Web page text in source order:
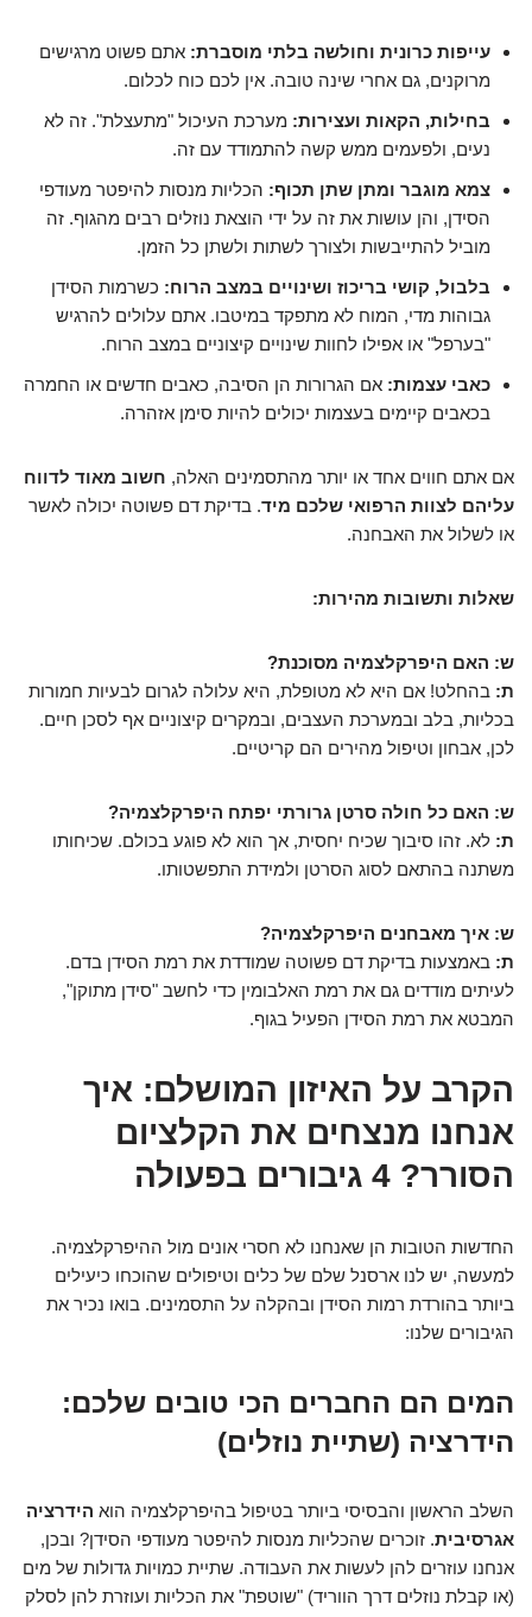
עייפות כרונית וחולשה בלתי מוסברת: אתם פשוט מרגישים
מרוקנים, גם אחרי שינה טובה. אין לכם כוח לכלום.
בחילות, הקאות ועצירות: מערכת העיכול "מתעצלת". זה לא
נעים, ולפעמים ממש קשה להתמודד עם זה.
צמא מוגבר ומתן שתן תכוף: הכליות מנסות להיפטר מעודפי
הסידן, והן עושות את זה על ידי הוצאת נוזלים רבים מהגוף. זה
מוביל להתייבשות ולצורך לשתות ולשתן כל הזמן.
בלבול, קושי בריכוז ושינויים במצב הרוח: כשרמות הסידן
גבוהות מדי, המוח לא מתפקד במיטבו. אתם עלולים להרגיש
"בערפל" או אפילו לחוות שינויים קיצוניים במצב הרוח.
כאבי עצמות: אם הגרורות הן הסיבה, כאבים חדשים או החמרה
בכאבים קיימים בעצמות יכולים להיות סימן אזהרה.
אם אתם חווים אחד או יותר מהתסמינים האלה, חשוב מאוד לדווח
עליהם לצוות הרפואי שלכם מיד. בדיקת דם פשוטה יכולה לאשר
או לשלול את האבחנה.
שאלות ותשובות מהירות:
ש: האם היפרקלצמיה מסוכנת?
ת: בהחלט! אם היא לא מטופלת, היא עלולה לגרום לבעיות חמורות
בכליות, בלב ובמערכת העצבים, ובמקרים קיצוניים אף לסכן חיים.
לכן, אבחון וטיפול מהירים הם קריטיים.
ש: האם כל חולה סרטן גרורתי יפתח היפרקלצמיה?
ת: לא. זהו סיבוך שכיח יחסית, אך הוא לא פוגע בכולם. שכיחותו
משתנה בהתאם לסוג הסרטן ולמידת התפשטותו.
ש: איך מאבחנים היפרקלצמיה?
ת: באמצעות בדיקת דם פשוטה שמודדת את רמת הסידן בדם.
לעיתים מודדים גם את רמת האלבומין כדי לחשב "סידן מתוקן",
המבטא את רמת הסידן הפעיל בגוף.
הקרב על האיזון המושלם: איך
אנחנו מנצחים את הקלציום
הסורר? 4 גיבורים בפעולה
החדשות הטובות הן שאנחנו לא חסרי אונים מול ההיפרקלצמיה.
למעשה, יש לנו ארסנל שלם של כלים וטיפולים שהוכחו כיעילים
ביותר בהורדת רמות הסידן ובהקלה על התסמינים. בואו נכיר את
הגיבורים שלנו:
המים הם החברים הכי טובים שלכם:
הידרציה (שתיית נוזלים)
השלב הראשון והבסיסי ביותר בטיפול בהיפרקלצמיה הוא הידרציה
אגרסיבית. זוכרים שהכליות מנסות להיפטר מעודפי הסידן? ובכן,
אנחנו עוזרים להן לעשות את העבודה. שתיית כמויות גדולות של מים
(או קבלת נוזלים דרך הווריד) "שוטפת" את הכליות ועוזרת להן לסלק